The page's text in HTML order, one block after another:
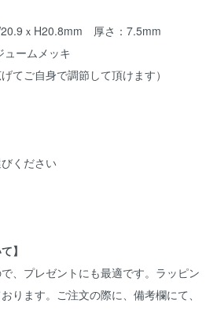
ｘH20.8mm 厚さ：7.5mm
ュームメッキ
てご自身で調節して頂けます）
ください
】
、プレゼントにも最適です。ラッピン
ります。ご注文の際に、備考欄にて、